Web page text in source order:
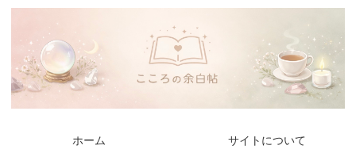
ホーム サイトについて